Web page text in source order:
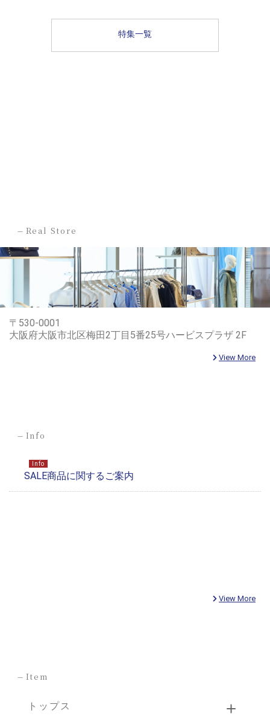
特集一覧
-Real Store
〒530-0001
大阪府大阪市北区梅田2丁目5番25号ハービスプラザ 2F
View More
-Info
View More
-Item
トップス